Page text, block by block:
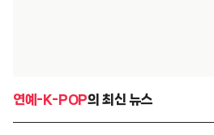
연예-K-POP의 최신 뉴스